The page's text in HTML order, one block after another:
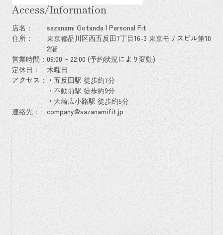
Access/Information
店名：
sazanami Gotanda | Personal Fit
住所：
東京都品川区西五反田7丁目16-3 東京モリスビル第10
2階
営業時間： 09:00 ~ 22:00 (予約状況により変動)
定休日：
木曜日
アクセス： ・五反田駅 徒歩約7分
・不動前駅 徒歩約9分
・大崎広小路駅 徒歩約5分
連絡先：
company@sazanamifit.jp